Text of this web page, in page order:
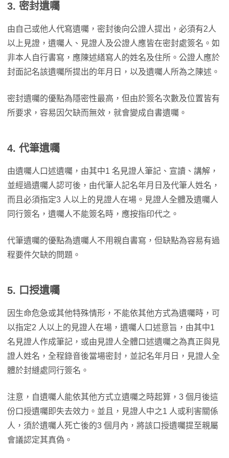
3. 密封遺囑
由自己或他人代寫遺囑，密封後向公證人提出，必須有2人
以上見證，遺囑人、見證人及公證人應皆在密封處簽名。如
非本人自行書寫，應陳述繕寫人的姓名及住所。公證人應於
封面記名該遺囑所提出的年月日，以及遺囑人所為之陳述。
密封遺囑的優點為隱密性最高，但由於簽名次數及位置皆有
所要求，容易因欠缺而無效，就會變成自書遺囑。
4. 代筆遺囑
由遺囑人口述遺囑，由其中1 名見證人筆記、宣讀、講解，
並經過遺囑人認可後，由代筆人記名年月日及代筆人姓名，
而且必須指定3 人以上的見證人在場。見證人全體及遺囑人
同行簽名，遺囑人不能簽名時，應按指印代之。
代筆遺囑的優點為遺囑人不用親自書寫，但缺點為容易有過
程要件欠缺的問題。
5. 口授遺囑
因生命危急或其他特殊情形，不能依其他方式為遺囑時，可
以指定2 人以上的見證人在場，遺囑人口述意旨，由其中1
名見證人作成筆記，或由見證人全體口述遺囑之為真正與見
證人姓名，全程錄音後當場密封，並記名年月日，見證人全
體於封縫處同行簽名。
注意，自遺囑人能依其他方式立遺囑之時起算，3 個月後這
份口授遺囑即失去效力。並且，見證人中之1 人或利害關係
人，須於遺囑人死亡後的3 個月內，將該口授遺囑提至親屬
會議認定其真偽。